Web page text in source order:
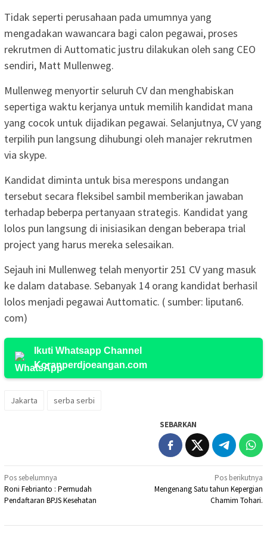
Tidak seperti perusahaan pada umumnya yang
mengadakan wawancara bagi calon pegawai, proses
rekrutmen di Auttomatic justru dilakukan oleh sang CEO
sendiri, Matt Mullenweg.
Mullenweg menyortir seluruh CV dan menghabiskan
sepertiga waktu kerjanya untuk memilih kandidat mana
yang cocok untuk dijadikan pegawai. Selanjutnya, CV yang
terpilih pun langsung dihubungi oleh manajer rekrutmen
via skype.
Kandidat diminta untuk bisa merespons undangan
tersebut secara fleksibel sambil memberikan jawaban
terhadap beberpa pertanyaan strategis. Kandidat yang
lolos pun langsung di inisiasikan dengan beberapa trial
project yang harus mereka selesaikan.
Sejauh ini Mullenweg telah menyortir 251 CV yang masuk
ke dalam database. Sebanyak 14 orang kandidat berhasil
lolos menjadi pegawai Auttomatic. ( sumber: liputan6.
com)
Ikuti Whatsapp Channel
Koranperdjoeangan.com
Jakarta serba serbi
SEBARKAN
Navigasi
pos
Pos sebelumnya
Roni Febrianto : Permudah
Pendaftaran BPJS Kesehatan
Pos berikutnya
Mengenang Satu tahun Kepergian
Chamim Tohari.